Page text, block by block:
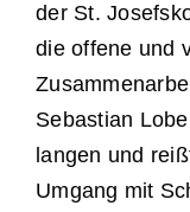
der St.
die offene und
Sebastian
langen und
Umgang mit